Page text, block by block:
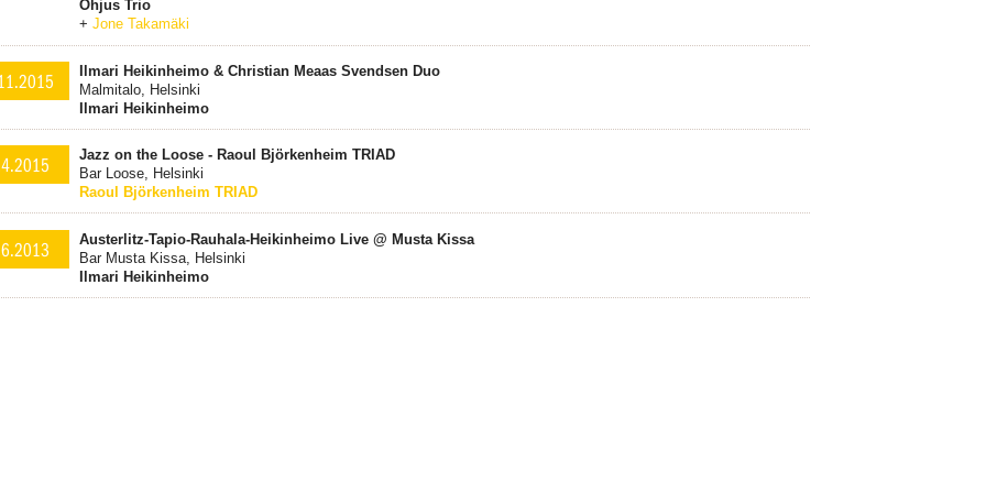
Ohjus Trio
+ Jone Takamäki
Ilmari Heikinheimo & Christian Meaas Svendsen Duo
Malmitalo, Helsinki
Ilmari Heikinheimo
Jazz on the Loose - Raoul Björkenheim TRIAD
Bar Loose, Helsinki
Raoul Björkenheim TRIAD
Austerlitz-Tapio-Rauhala-Heikinheimo Live @ Musta Kissa
Bar Musta Kissa, Helsinki
Ilmari Heikinheimo